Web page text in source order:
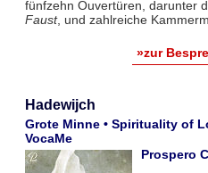
fünfzehn Ouvertüren, darunter
Faust, und zahlreiche
»zur
Hadewijch
Grote Minne • Spirituality of
VocaMe
Prospero